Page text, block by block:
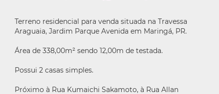
Terreno residencial para venda situada na Travessa
Araguaia, Jardim Parque Avenida em Maringá, PR.
Área de 338,00m² sendo 12,00m de testada.
Possui 2 casas simples.
Próximo à Rua Kumaichi Sakamoto, à Rua Allan